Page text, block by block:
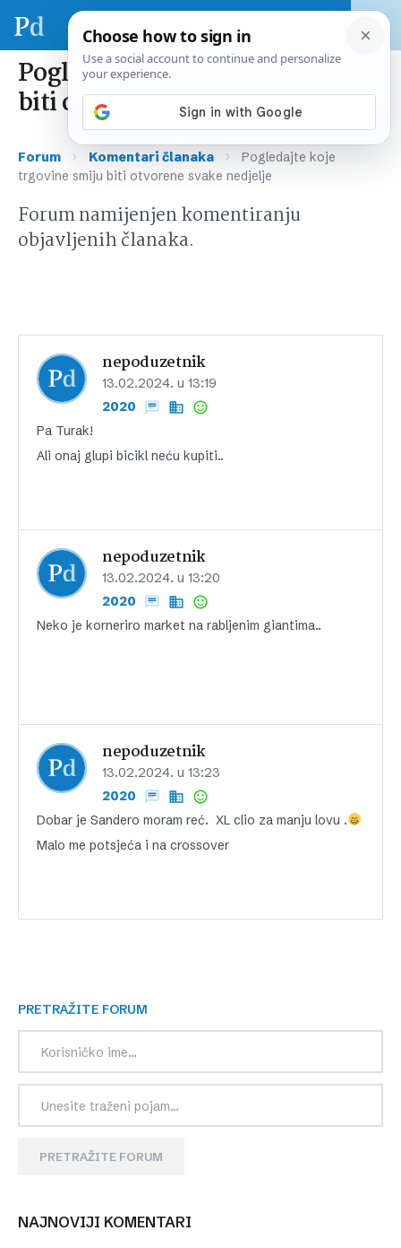
Pogledajte koje trgovine smiju
biti otvorene svake nedjelje
Forum › Komentari članaka ›
Pogledajte koje
trgovine smiju biti otvorene svake nedjelje
Forum namijenjen komentiranju
objavljenih članaka.
nepoduzetnik
13.02.2024. u 13:19
2020
Pa Turak!
Ali onaj glupi bicikl neću kupiti..
nepoduzetnik
13.02.2024. u 13:20
2020
Neko je korneriro market na rabljenim giantima..
nepoduzetnik
13.02.2024. u 13:23
2020
Dobar je Sandero moram reć. XL clio za manju lovu .
Malo me potsjeća i na crossover
PRETRAŽITE FORUM
PRETRAŽITE FORUM
NAJNOVIJI KOMENTARI